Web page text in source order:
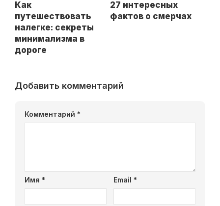
Как
путешествовать
налегке: секреты
минимализма в
дороге
27 интересных
фактов о смерчах
Добавить комментарий
Комментарий *
Имя * Email *